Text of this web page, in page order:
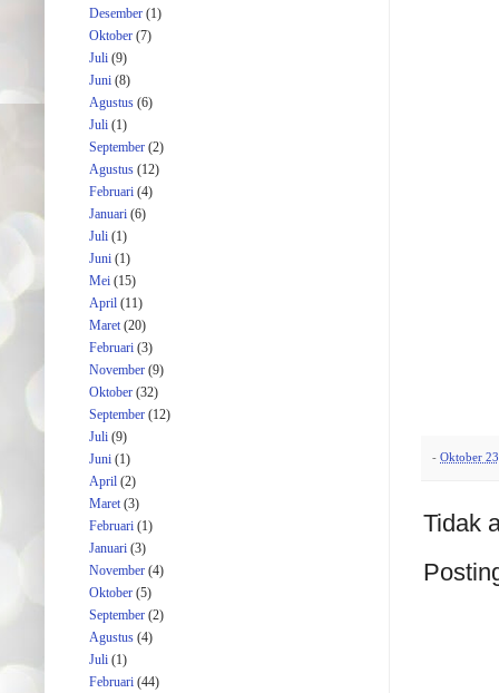
- Oktober
Tidak
Desember (1)
Oktober (7)
Juli (9)
Juni (8)
Agustus (6)
Juli (1)
September (2)
Agustus (12)
Februari (4)
Januari (6)
Juli (1)
Juni (1)
Mei (15)
April (11)
Maret(20)
Februari (3)
November (9)
Oktober (32)
September (12)
Juli (9)
Juni (1)
April (2)
Maret(3)
Februari (1)
Januari (3)
November (4)
Oktober (5)
September (2)
Agustus (4)
Juli (1)
Februari (44)